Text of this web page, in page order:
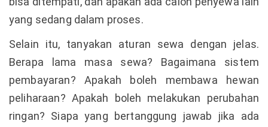
yang sedang dalam proses.
Selain itu, tanyakan aturan sewa dengan jelas.
Berapa lama masa sewa? Bagaimana sistem
pembayaran? Apakah boleh membawa hewan
peliharaan? Apakah boleh melakukan perubahan
ringan? Siapa yang bertanggung jawab jika ada